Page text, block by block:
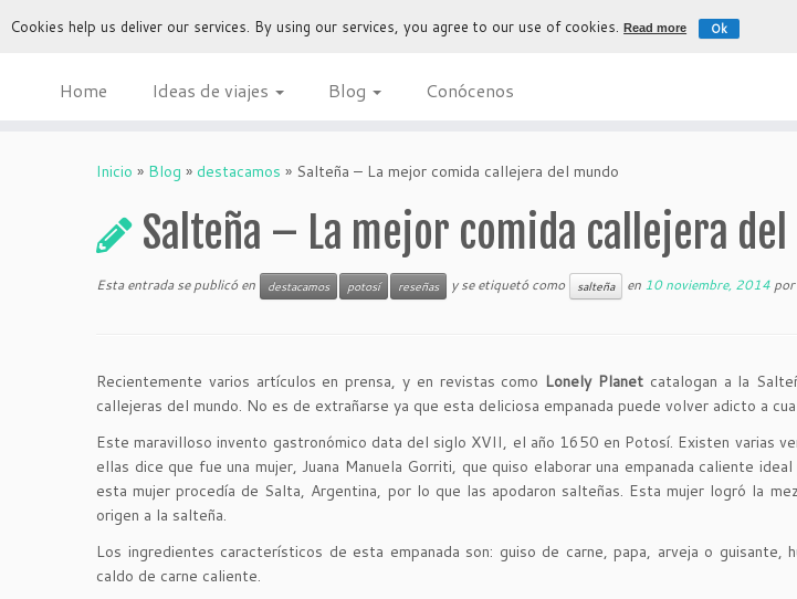
La
Home Ideas de viajes Blog Conócenos
Inicio » Blog » destacamos » Salteña – La mejor comida callejera del mundo
Salteña – La mejor comida callejera
Esta entrada se publicó en destacamos potosí reseñas y se etiquetó como salteña en 10 noviembre, 2014 por
Recientemente varios artículos en prensa, y en revistas como Lonely Planet catalogan a la
callejeras del mundo. No es de extrañarse ya que esta deliciosa empanada puede volver adicto a
Este maravilloso invento gastronómico data del siglo XVII, el año 1650 en Potosí. Existen varias
ellas dice que fue una mujer, Juana Manuela Gorriti, que quiso elaborar una empanada caliente
esta mujer procedía de Salta, Argentina, por lo que las apodaron salteñas. Esta mujer logró la
origen a la salteña.
Los ingredientes característicos de esta empanada son: guiso de carne, papa, arveja o guisante,
caldo de carne caliente.
Cookies help us deliver our services. By using our services, you agree to our use of cookies.Read more Ok